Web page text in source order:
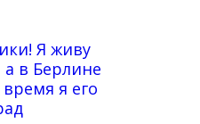
Я живу
а в Берлине
я его